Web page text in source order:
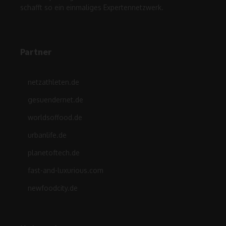
schafft so ein einmaliges Expertennetzwerk.
Partner
netzathleten.de
gesuendernet.de
worldsoffood.de
urbanlife.de
planetoftech.de
fast-and-luxurious.com
newfoodcity.de